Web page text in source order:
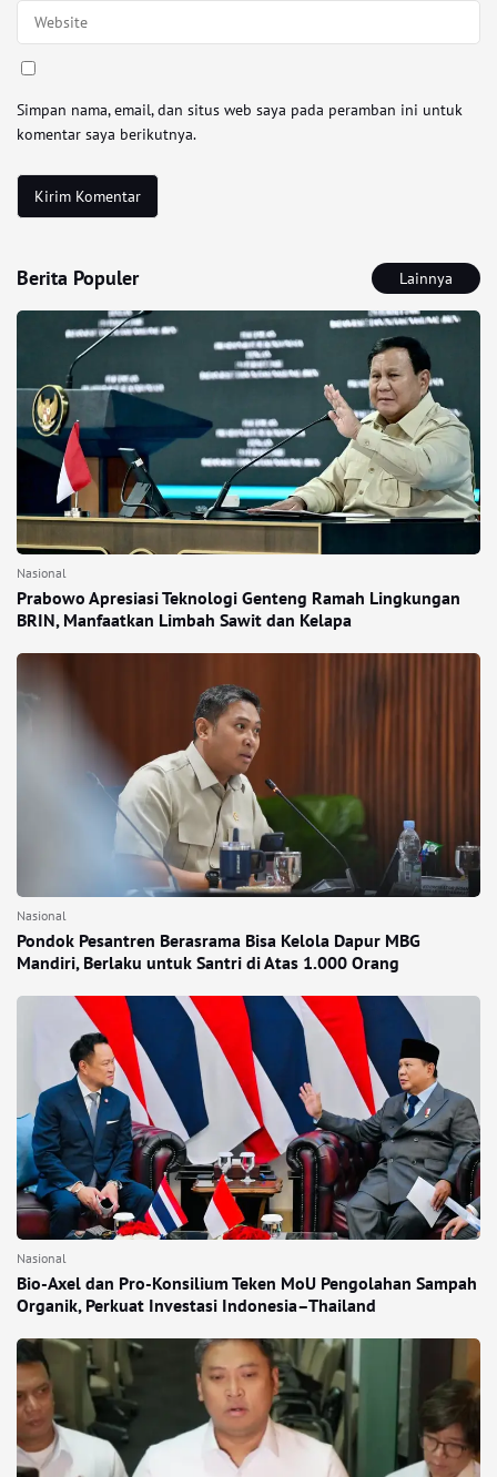
Simpan nama, email, dan situs web saya pada peramban ini untuk
komentar saya berikutnya.
Berita Populer Lainnya
Nasional
Prabowo Apresiasi Teknologi Genteng Ramah Lingkungan
BRIN, Manfaatkan Limbah Sawit dan Kelapa
Nasional
Pondok Pesantren Berasrama Bisa Kelola Dapur MBG
Mandiri, Berlaku untuk Santri di Atas 1.000 Orang
Nasional
Bio-Axel dan Pro-Konsilium Teken MoU Pengolahan Sampah
Organik, Perkuat Investasi Indonesia–Thailand